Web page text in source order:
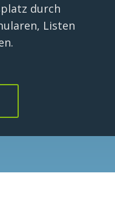
durch
Listen